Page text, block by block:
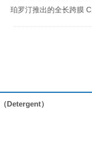
珀罗汀推出的全长跨膜
（Detergent）